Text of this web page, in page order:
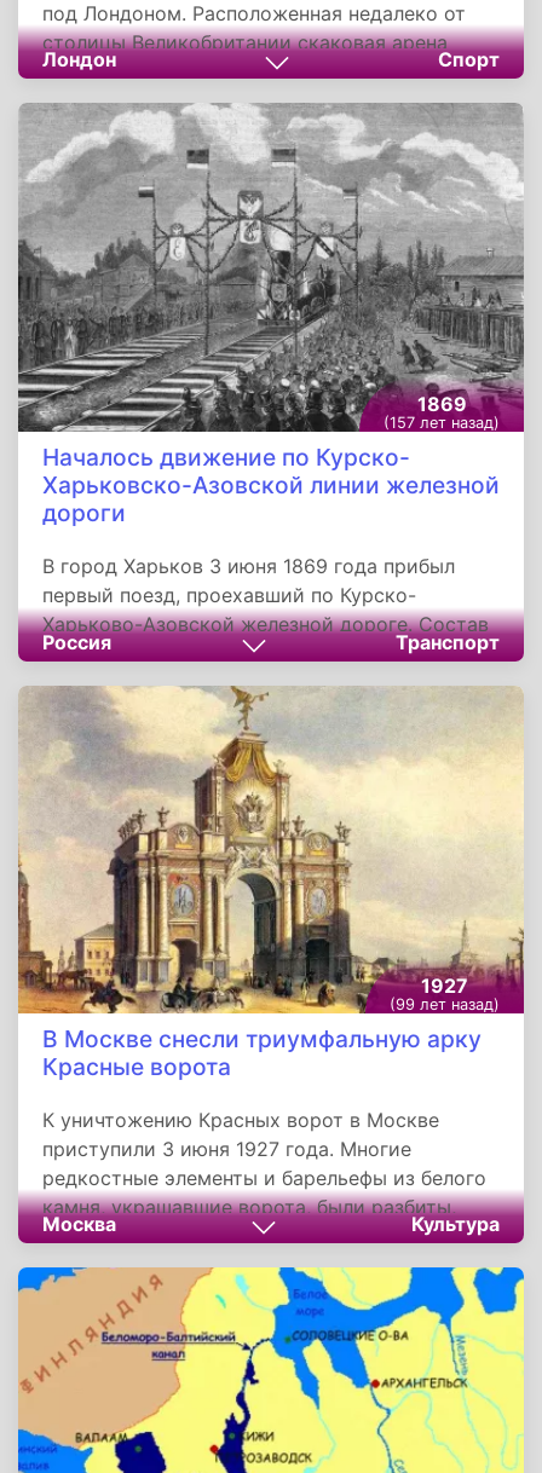
под Лондоном. Расположенная недалеко от
столицы Великобритании скаковая арена
пользовалась заслуженной популярностью у
любителей этого вида спорта. За всю историю
существования ипподрома соревнования
здесь не проводились только во время
Второй Мировой войны, когда арена была
отдана под лагерь военнопленных.
Лондон Спорт
1869
(157 лет назад)
Началось движение по Курско-
Харьковско-Азовской линии железной
дороги
В город Харьков 3 июня 1869 года прибыл
первый поезд, проехавший по Курско-
Харьково-Азовской железной дороге. Состав
состоял из нескольких вагонов и особой
платформы. Поезд встречали в Дергачах
губернатор, местные власти и жители города.
Железная дорога была построена за год.
Строительство велось одновременно на всем
протяжении будущей магистрали. В то же
время шло возведение паровозных сараев,
станций, телеграфной линии и других
объектов. Регулярное движение по этому
направлению было открыто в июле 1869 года.
Россия Транспорт
1927
(99 лет назад)
В Москве снесли триумфальную арку
Красные ворота
К уничтожению Красных ворот в Москве
приступили 3 июня 1927 года. Многие
редкостные элементы и барельефы из белого
камня, украшавшие ворота, были разбиты,
разломаны и расколоты. После сноса Красных
ворот площадь еще раз подверглась
реконструкции.
Москва Культура